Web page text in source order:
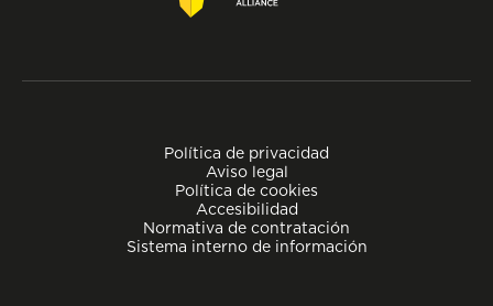
Política de privacidad
Aviso legal
Política de cookies
Accesibilidad
Normativa de contratación
Sistema interno de información